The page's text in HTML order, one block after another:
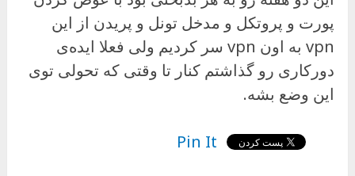
پورت و پروتکل و مدخل تونل و پریدن از این
vpn به اون vpn سر کردیم ولی فعلا ایده‌ی
دورکاری رو گذاشتم کنار تا وقتی که تحولی توی
این وضع بشه.
Pin It